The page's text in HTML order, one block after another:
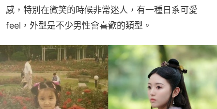
感，特別在微笑的時候非常迷人，有一種日系可愛
feel，外型是不少男性會喜歡的類型。